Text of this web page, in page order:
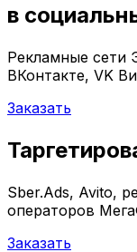
в
Рекламные сети
ВКонтакте, VK
Заказать
Sber.Ads, Avito,
операторов
Заказать